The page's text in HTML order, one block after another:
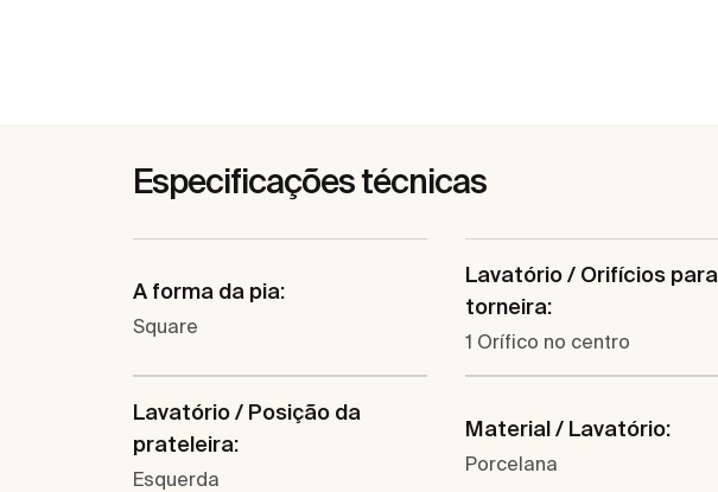
Especificações técnicas
A forma da pia:
Square
Lavatório / Orifícios para
torneira:
1 Orífico no centro
Lavatório / Posição da
prateleira:
Esquerda
Material / Lavatório:
Porcelana